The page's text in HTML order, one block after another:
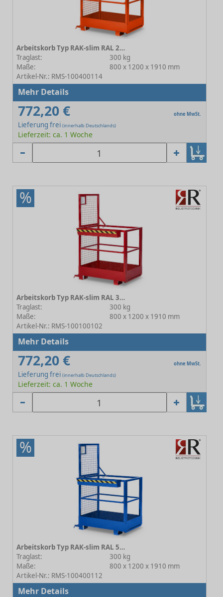
Arbeitskorb Typ RAK-slim RAL 2004 Reinorange
Traglast:
300 kg
Maße:
800 x 1200 x 1910 mm
Artikel-Nr.: RMS-100400114
Mehr Details
772,20 € ohne MwSt.
Lieferung frei (innerhalb Deutschlands)
Lieferzeit: ca. 1 Woche
%
Arbeitskorb Typ RAK-slim RAL 3000 Feuerrot
Traglast:
300 kg
Maße:
800 x 1200 x 1910 mm
Artikel-Nr.: RMS-100100102
Mehr Details
772,20 € ohne MwSt.
Lieferung frei (innerhalb Deutschlands)
Lieferzeit: ca. 1 Woche
%
Arbeitskorb Typ RAK-slim RAL 5010 Enzianblau
Traglast:
300 kg
Maße:
800 x 1200 x 1910 mm
Artikel-Nr.: RMS-100400112
Mehr Details